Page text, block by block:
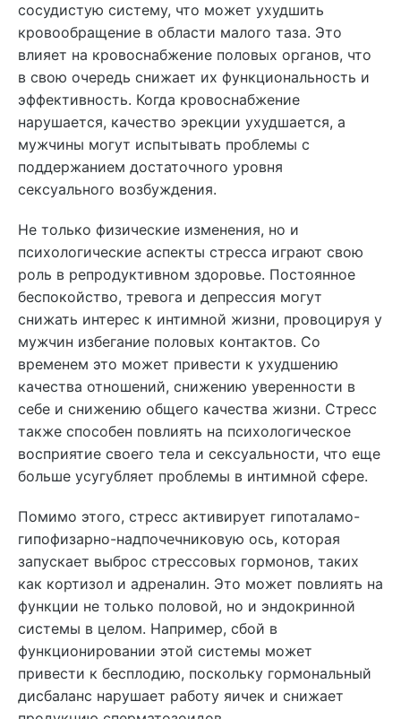
сосудистую систему, что может ухудшить
кровообращение в области малого таза. Это
влияет на кровоснабжение половых органов, что
в свою очередь снижает их функциональность и
эффективность. Когда кровоснабжение
нарушается, качество эрекции ухудшается, а
мужчины могут испытывать проблемы с
поддержанием достаточного уровня
сексуального возбуждения.
Не только физические изменения, но и
психологические аспекты стресса играют свою
роль в репродуктивном здоровье. Постоянное
беспокойство, тревога и депрессия могут
снижать интерес к интимной жизни, провоцируя у
мужчин избегание половых контактов. Со
временем это может привести к ухудшению
качества отношений, снижению уверенности в
себе и снижению общего качества жизни. Стресс
также способен повлиять на психологическое
восприятие своего тела и сексуальности, что еще
больше усугубляет проблемы в интимной сфере.
Помимо этого, стресс активирует гипоталамо-
гипофизарно-надпочечниковую ось, которая
запускает выброс стрессовых гормонов, таких
как кортизол и адреналин. Это может повлиять на
функции не только половой, но и эндокринной
системы в целом. Например, сбой в
функционировании этой системы может
привести к бесплодию, поскольку гормональный
дисбаланс нарушает работу яичек и снижает